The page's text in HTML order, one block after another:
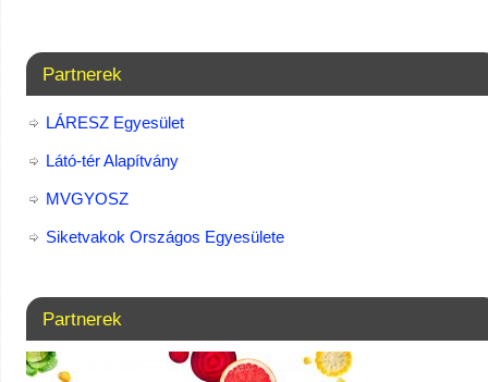
Partnerek
LÁRESZ Egyesület
Látó-tér Alapítvány
MVGYOSZ
Siketvakok Országos Egyesülete
Partnerek